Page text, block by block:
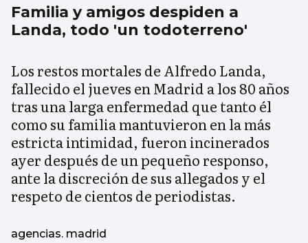
Familia y amigos despiden a
Landa, todo 'un todoterreno'
Los restos mortales de Alfredo Landa,
fallecido el jueves en Madrid a los 80 años
tras una larga enfermedad que tanto él
como su familia mantuvieron en la más
estricta intimidad, fueron incinerados
ayer después de un pequeño responso,
ante la discreción de sus allegados y el
respeto de cientos de periodistas.
agencias. madrid